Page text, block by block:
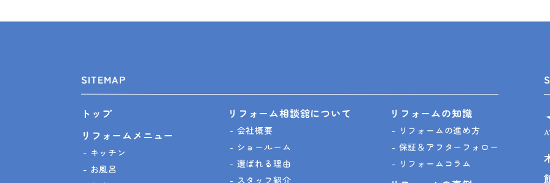
SITEMAP
トップ
リフォームメニュー
キッチン
お風呂
リフォーム相談舘について
会社概要
ショールーム
選ばれる理由
スタッフ紹介
リフォームの知識
リフォームの進め方
保証＆アフターフォロー
リフォームコラム